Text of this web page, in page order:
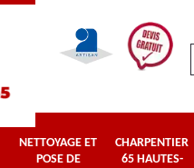
NETTOYAGE ET
POSE DE
CHARPENTIER
65 HAUTES-